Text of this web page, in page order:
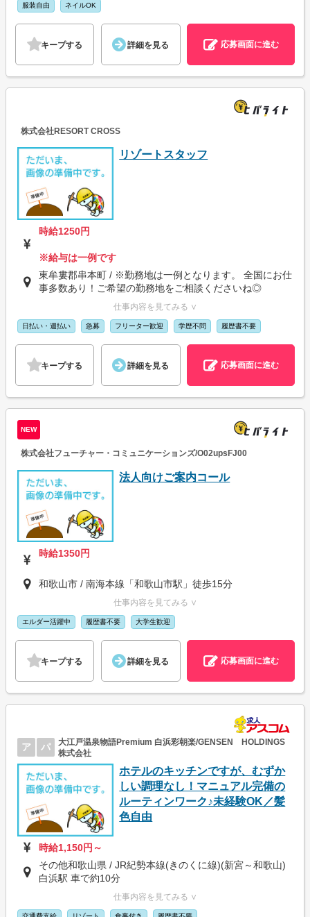
服装自由 ネイルOK
キープする 詳細を見る 応募画面に進む
株式会社RESORT CROSS
リゾートスタッフ
時給1250円
※給与は一例です
東牟婁郡串本町 / ※勤務地は一例となります。 全国にお仕
事多数あり！ご希望の勤務地をご相談くださいね◎
仕事内容を見てみる ∨
日払い・週払い 急募 フリーター歓迎 学歴不問 履歴書不要
キープする 詳細を見る 応募画面に進む
NEW
株式会社フューチャー・コミュニケーションズ/O02upsFJ00
法人向けご案内コール
時給1350円
和歌山市 / 南海本線「和歌山市駅」徒歩15分
仕事内容を見てみる ∨
エルダー活躍中 履歴書不要 大学生歓迎
キープする 詳細を見る 応募画面に進む
ア パ
大江戸温泉物語Premium 白浜彩朝楽/GENSEN HOLDINGS
株式会社
ホテルのキッチンですが、むずか
しい調理なし！マニュアル完備の
ルーティンワーク♪未経験OK／髪
色自由
時給1,150円～
その他和歌山県 / JR紀勢本線(きのくに線)(新宮～和歌山)
白浜駅 車で約10分
仕事内容を見てみる ∨